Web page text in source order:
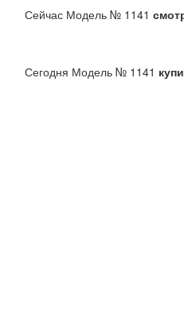
Сейчас Модель № 1141
Сегодня Модель № 1141